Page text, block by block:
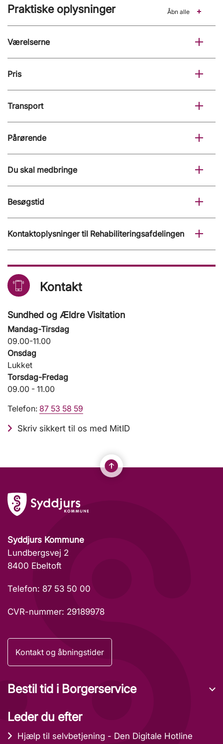
Praktiske oplysninger Åbn alle
Værelserne
Pris
Transport
Pårørende
Du skal medbringe
Besøgstid
Kontaktoplysninger til Rehabiliteringsafdelingen
Kontakt
Sundhed og Ældre Visitation
Mandag-Tirsdag
09.00-11.00
Onsdag
Lukket
Torsdag-Fredag
09.00 - 11.00
Telefon: 87 53 58 59
Skriv sikkert til os med MitID
Syddjurs Kommune
Lundbergsvej 2
8400 Ebeltoft
Telefon: 87 53 50 00
CVR-nummer: 29189978
Kontakt og åbningstider
Bestil tid i Borgerservice
Leder du efter
Hjælp til selvbetjening - Den Digitale Hotline